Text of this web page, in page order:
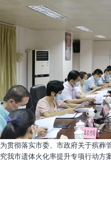
为贯彻落实市委、市政府关于殡葬
究我市遗体火化率提升专项行动方